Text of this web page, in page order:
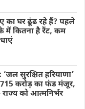
का घर ढूंढ रहे हैं? पहले
में कितना है रेंट, कम
सुरक्षित हरियाणा’
करोड़ का फंड मंजूर,
को आत्मनिर्भर